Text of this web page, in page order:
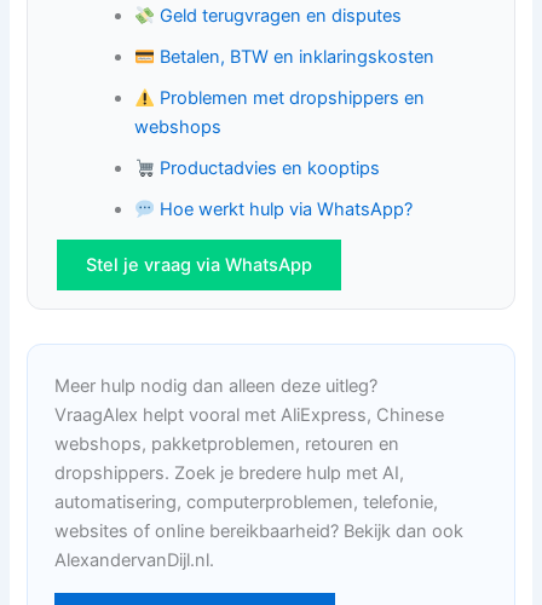
Geld terugvragen en disputes
Betalen, BTW en inklaringskosten
Problemen met dropshippers en
webshops
Productadvies en kooptips
Hoe werkt hulp via WhatsApp?
Stel je vraag via WhatsApp
Meer hulp nodig dan alleen deze uitleg?
VraagAlex helpt vooral met AliExpress, Chinese
webshops, pakketproblemen, retouren en
dropshippers. Zoek je bredere hulp met AI,
automatisering, computerproblemen, telefonie,
websites of online bereikbaarheid? Bekijk dan ook
AlexandervanDijl.nl.